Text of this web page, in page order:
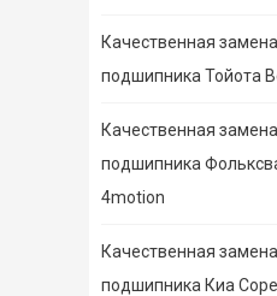
Качественная
подшипника Тойота
Качественная
подшипника
4motion
Качественная
подшипника Киа